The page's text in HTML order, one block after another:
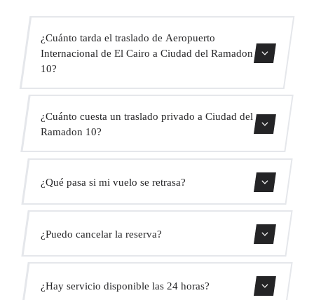
¿Cuánto tarda el traslado de Aeropuerto
Internacional de El Cairo a Ciudad del Ramadon
10?
¿Cuánto cuesta un traslado privado a Ciudad del
Ramadon 10?
Usa nuestro formulario de reserva para obtener un precio
fijo al instante. Sin cargos ocultos.
¿Qué pasa si mi vuelo se retrasa?
conductor ajustará automáticamente la hora de recogida
sin coste adicional.
¿Puedo cancelar la reserva?
recogida.
¿Hay servicio disponible las 24 horas?